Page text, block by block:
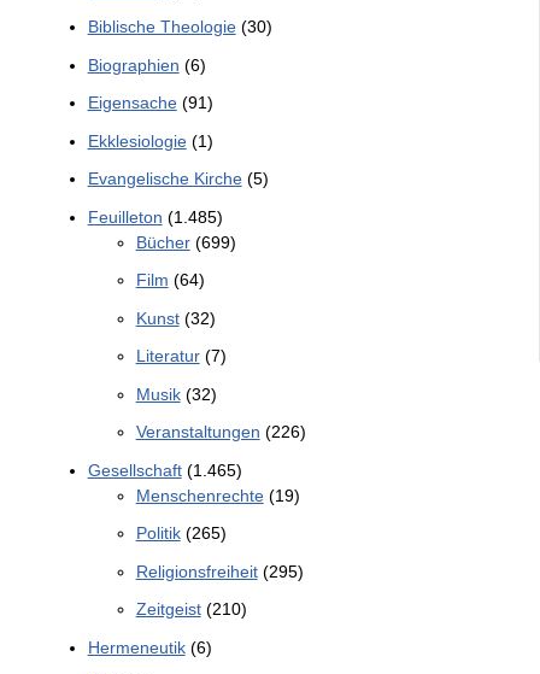
Biblische Theologie(30)
Biographien (6)
Eigensache(91)
Ekklesiologie(1)
Evangelische Kirche(5)
Feuilleton (1.485)
Bücher(699)
Film (64)
Kunst(32)
Literatur(7)
Musik(32)
Veranstaltungen (226)
Gesellschaft(1.465)
Menschenrechte(19)
Politik(265)
Religionsfreiheit(295)
Zeitgeist(210)
Hermeneutik(6)